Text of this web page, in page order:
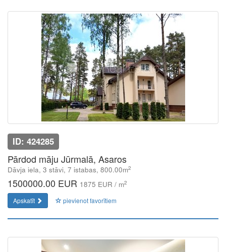
ID: 424285
Pārdod māju Jūrmalā, Asaros
Dāvja iela, 3 stāvi, 7 istabas, 800.00m2
1500000.00 EUR 1875 EUR / m2
Apskatīt pievienot favorītiem